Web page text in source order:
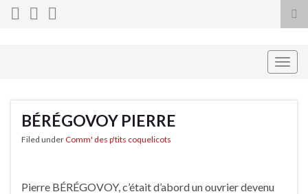
BÉRÉGOVOY PIERRE
Filed under Comm' des p'tits coquelicots
Pierre BÉRÉGOVOY, c’était d’abord un ouvrier devenu